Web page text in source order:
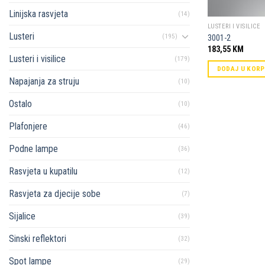
Linijska rasvjeta (14)
Lusteri (195)
Lusteri i visilice (179)
Napajanja za struju (10)
Ostalo (10)
Plafonjere (46)
Podne lampe (36)
Rasvjeta u kupatilu (12)
Rasvjeta za djecije sobe (7)
Sijalice (39)
Sinski reflektori (32)
Spot lampe (29)
LUSTERI I VISILICE
3001-2
183,55 KM
DODAJ U